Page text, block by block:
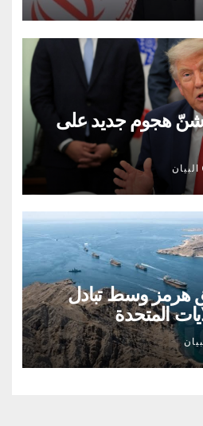
هجوم جديد على
البيان
هرمز وسط تبادل
المتحدة